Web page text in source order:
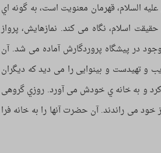
السلام، قهرمان معنویت است، به گونه اي
اسلام، نگاه می کند. نمازهایش، پرواز
در پیشگاه پروردگارش آماده می شد. آن
تهیدست و بینوایی را می دید که دیگران
و به خانه ي خودش می آورد. روزي گروهی
خود می راندند. آن حضرت آنها را به خانه فرا